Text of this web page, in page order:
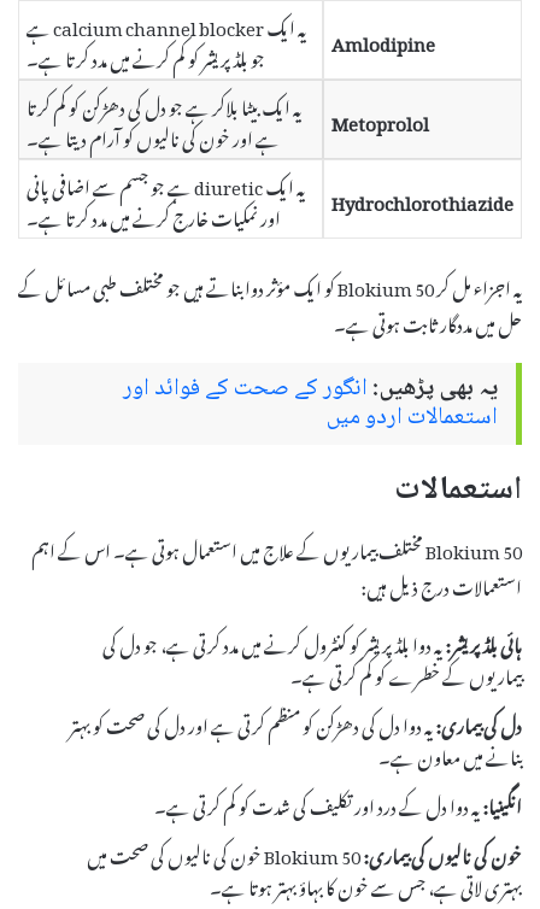
Amlodipine
یہ ایک calcium channel blocker ہے
جو بلڈ پریشر کو کم کرنے میں مدد کرتا ہے۔
Metoprolol
یہ ایک بیٹا بلاکر ہے جو دل کی دھڑکن کو کم کرتا
ہے اور خون کی نالیوں کو آرام دیتا ہے۔
Hydrochlorothiazide
یہ ایک diuretic ہے جو جسم سے اضافی پانی
اور نمکیات خارج کرنے میں مدد کرتا ہے۔
یہ اجزاء مل کر Blokium 50 کو ایک مؤثر دوا بناتے ہیں جو مختلف طبی مسائل کے
حل میں مددگار ثابت ہوتی ہے۔
یہ بھی پڑھیں:انگور کے صحت کے فوائد اور
استعمالات اردو میں
استعمالات
Blokium 50 مختلف بیماریوں کے علاج میں استعمال ہوتی ہے۔ اس کے اہم
استعمالات درج ذیل ہیں:
ہائی بلڈ پریشر:یہ دوا بلڈ پریشر کو کنٹرول کرنے میں مدد کرتی ہے، جو دل کی
بیماریوں کے خطرے کو کم کرتی ہے۔
دل کی بیماری:یہ دوا دل کی دھڑکن کو منظم کرتی ہے اور دل کی صحت کو بہتر
بنانے میں معاون ہے۔
انگینیا:یہ دوا دل کے درد اور تکلیف کی شدت کو کم کرتی ہے۔
خون کی نالیوں کی بیماری:
Blokium 50 خون کی نالیوں کی صحت میں
بہتری لاتی ہے، جس سے خون کا بہاؤ بہتر ہوتا ہے۔